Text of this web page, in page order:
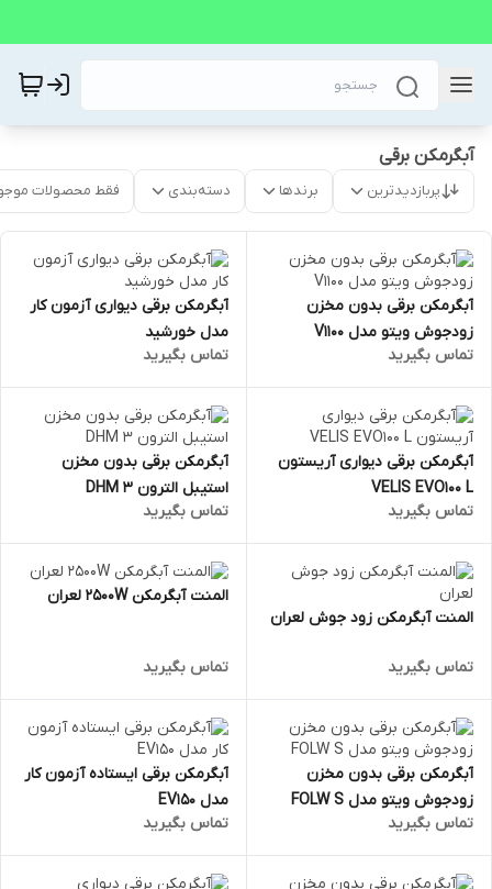
آبگرمکن برقی
پربازدیدترین برندها دسته‌بندی فقط محصولات
آبگرمکن برقی بدون مخزن
زودجوش ویتو مدل V1100
تماس بگیرید
آبگرمکن برقی دیواری آزمون کار
مدل خورشید
تماس بگیرید
آبگرمکن برقی دیواری آریستون
VELIS EVO100 L
تماس بگیرید
آبگرمکن برقی بدون مخزن
استیبل الترون DHM 3
تماس بگیرید
المنت آبگرمکن زود جوش لعران
تماس بگیرید
المنت آبگرمکن 2500W لعران
تماس بگیرید
آبگرمکن برقی بدون مخزن
زودجوش ویتو مدل FOLW S
تماس بگیرید
آبگرمکن برقی ایستاده آزمون کار
مدل EV150
تماس بگیرید